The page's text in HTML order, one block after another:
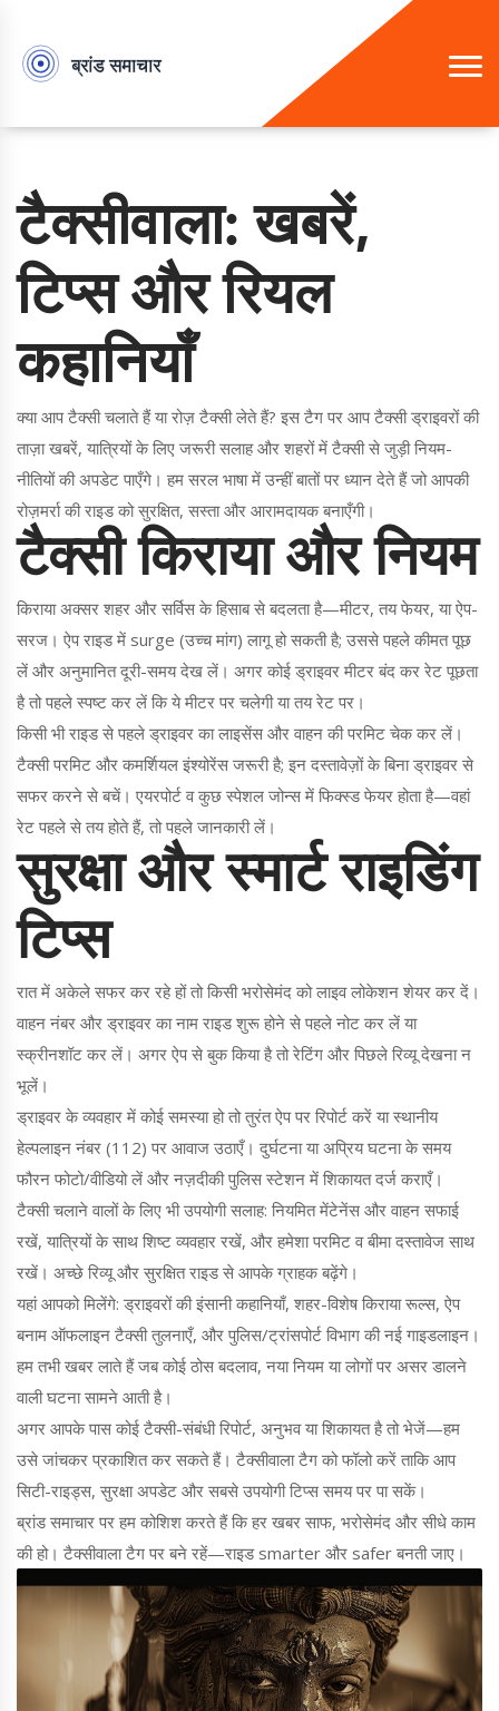
टैक्सीवाला: खबरें,
टिप्स और रियल
कहानियाँ
क्या आप टैक्सी चलाते हैं या रोज़ टैक्सी लेते हैं? इस टैग पर आप टैक्सी ड्राइवरों की
ताज़ा खबरें, यात्रियों के लिए जरूरी सलाह और शहरों में टैक्सी से जुड़ी नियम-
नीतियों की अपडेट पाएँगे। हम सरल भाषा में उन्हीं बातों पर ध्यान देते हैं जो आपकी
रोज़मर्रा की राइड को सुरक्षित, सस्ता और आरामदायक बनाएँगी।
टैक्सी किराया और नियम
किराया अक्सर शहर और सर्विस के हिसाब से बदलता है—मीटर, तय फेयर, या ऐप-
सरज। ऐप राइड में surge (उच्च मांग) लागू हो सकती है; उससे पहले कीमत पूछ
लें और अनुमानित दूरी-समय देख लें। अगर कोई ड्राइवर मीटर बंद कर रेट पूछता
है तो पहले स्पष्ट कर लें कि ये मीटर पर चलेगी या तय रेट पर।
किसी भी राइड से पहले ड्राइवर का लाइसेंस और वाहन की परमिट चेक कर लें।
टैक्सी परमिट और कमर्शियल इंश्योरेंस जरूरी है; इन दस्तावेज़ों के बिना ड्राइवर से
सफर करने से बचें। एयरपोर्ट व कुछ स्पेशल जोन्स में फिक्स्ड फेयर होता है—वहां
रेट पहले से तय होते हैं, तो पहले जानकारी लें।
सुरक्षा और स्मार्ट राइडिंग
टिप्स
रात में अकेले सफर कर रहे हों तो किसी भरोसेमंद को लाइव लोकेशन शेयर कर दें।
वाहन नंबर और ड्राइवर का नाम राइड शुरू होने से पहले नोट कर लें या
स्क्रीनशॉट कर लें। अगर ऐप से बुक किया है तो रेटिंग और पिछले रिव्यू देखना न
भूलें।
ड्राइवर के व्यवहार में कोई समस्या हो तो तुरंत ऐप पर रिपोर्ट करें या स्थानीय
हेल्पलाइन नंबर (112) पर आवाज उठाएँ। दुर्घटना या अप्रिय घटना के समय
फौरन फोटो/वीडियो लें और नज़दीकी पुलिस स्टेशन में शिकायत दर्ज कराएँ।
टैक्सी चलाने वालों के लिए भी उपयोगी सलाह: नियमित मेंटेनेंस और वाहन सफाई
रखें, यात्रियों के साथ शिष्ट व्यवहार रखें, और हमेशा परमिट व बीमा दस्तावेज साथ
रखें। अच्छे रिव्यू और सुरक्षित राइड से आपके ग्राहक बढ़ेंगे।
यहां आपको मिलेंगे: ड्राइवरों की इंसानी कहानियाँ, शहर-विशेष किराया रूल्स, ऐप
बनाम ऑफलाइन टैक्सी तुलनाएँ, और पुलिस/ट्रांसपोर्ट विभाग की नई गाइडलाइन।
हम तभी खबर लाते हैं जब कोई ठोस बदलाव, नया नियम या लोगों पर असर डालने
वाली घटना सामने आती है।
अगर आपके पास कोई टैक्सी-संबंधी रिपोर्ट, अनुभव या शिकायत है तो भेजें—हम
उसे जांचकर प्रकाशित कर सकते हैं। टैक्सीवाला टैग को फॉलो करें ताकि आप
सिटी-राइड्स, सुरक्षा अपडेट और सबसे उपयोगी टिप्स समय पर पा सकें।
ब्रांड समाचार पर हम कोशिश करते हैं कि हर खबर साफ, भरोसेमंद और सीधे काम
की हो। टैक्सीवाला टैग पर बने रहें—राइड smarter और safer बनती जाए।